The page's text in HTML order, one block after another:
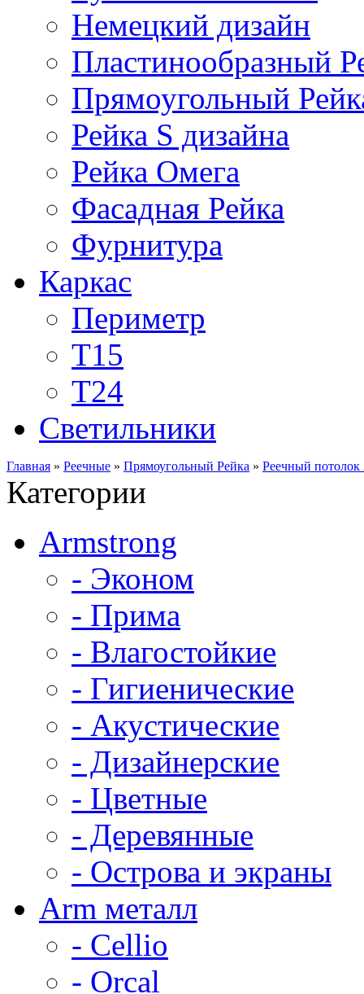
Немецкий дизайн
Пластинообразный
Прямоугольный
Рейка S дизайна
Рейка Омега
Фасадная Рейка
Фурнитура
Каркас
Периметр
Т15
Т24
Светильники
Главная » Реечные » Прямоугольный Рейка » Реечный
Категории
Armstrong
- Эконом
- Прима
- Влагостойкие
- Гигиенические
- Акустические
- Дизайнерские
- Цветные
- Деревянные
- Острова и экраны
Arm металл
- Cellio
- Orcal